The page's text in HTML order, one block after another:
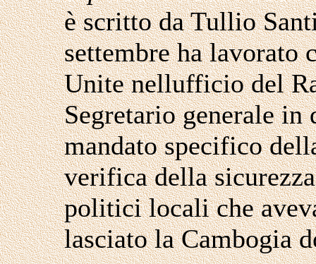
è scritto da Tullio
settembre ha lavorato
Unite nellufficio del
Segretario generale in
mandato specifico
verifica della
politici locali che
lasciato la Cambogia